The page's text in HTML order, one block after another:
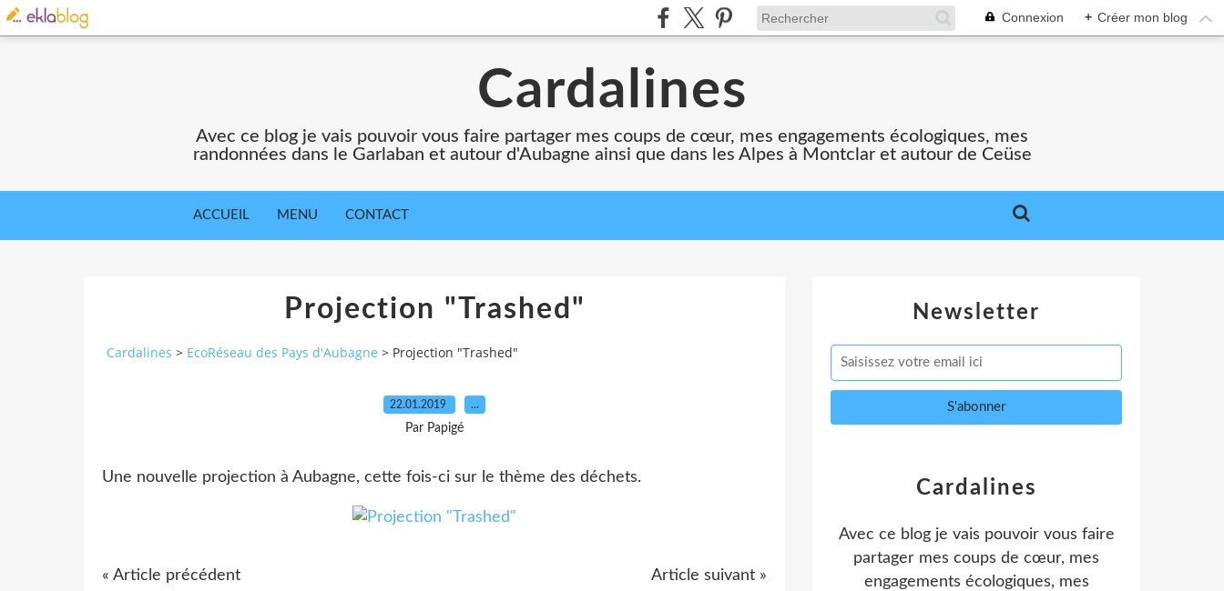
Connexion + Créer mon blog
Cardalines
Avec ce blog je vais pouvoir vous faire partager mes coups de cœur, mes engagements écologiques, mes
randonnées dans le Garlaban et autour d'Aubagne ainsi que dans les Alpes à Montclar et autour de Ceüse
ACCUEIL MENU CONTACT
Projection "Trashed"
Cardalines > EcoRéseau des Pays d'Aubagne > Projection "Trashed"
22.01.2019 …
Par Papigé
Une nouvelle projection à Aubagne, cette fois-ci sur le thème des déchets.
« Article précédent Article suivant »
Newsletter
Cardalines
Avec ce blog je vais pouvoir vous faire
partager mes coups de cœur, mes
engagements écologiques, mes